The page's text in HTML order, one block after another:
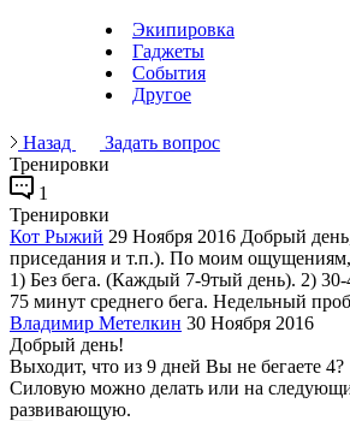
Экипировка
Гаджеты
События
Другое
Назад
Задать вопрос
Тренировки
1
Тренировки
Кот Рыжий 29 Ноября 2016 Добрый
приседания и т.п.). По моим ощущениям,
1) Без бега. (Каждый 7-9тый день). 2)
75 минут среднего бега. Недельный
Владимир Метелкин 30 Ноября 2016
Добрый день!
Выходит, что из 9 дней Вы не бегаете 4?
Силовую можно делать или на
развивающую.